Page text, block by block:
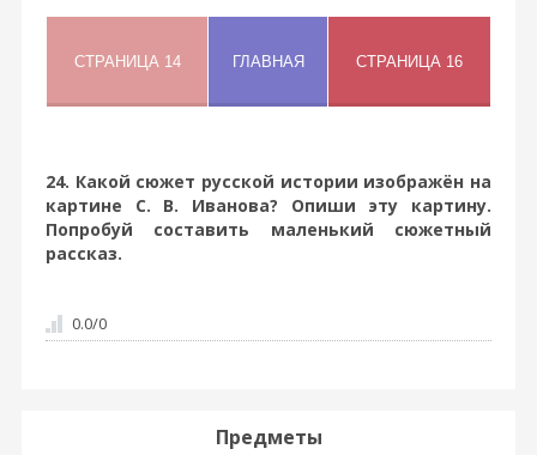
24. Какой сюжет русской истории изображён на
картине С. В. Иванова? Опиши эту картину.
Попробуй составить маленький сюжетный
рассказ.
0.0/0
Предметы